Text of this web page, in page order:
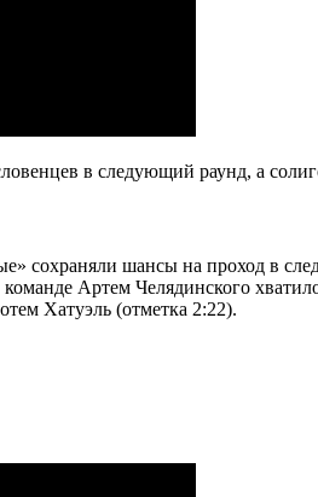
в следующий раунд, а
сохраняли шансы на проход в
Артем Челядинского
Хатуэль (отметка 2:22).